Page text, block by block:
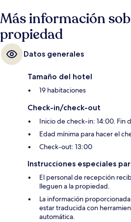
Más información
propiedad
Datos generales
Tamaño del hotel
19 habitaciones
Check-in/check-out
Inicio de check-in: 14:00. Fin
Edad mínima para hacer el
Check-out: 13:00
Instrucciones especiales
El personal de recepción
lleguen a la propiedad.
La información
estar traducida con
automática.